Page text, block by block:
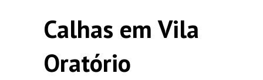
Calhas em Vila
Oratório